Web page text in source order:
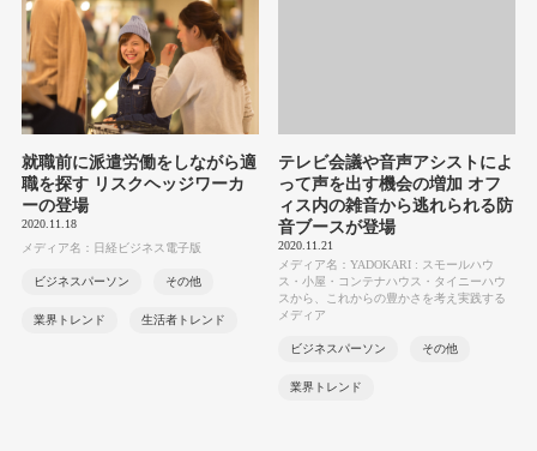
就職前に派遣労働をしながら適
職を探す リスクヘッジワーカ
ーの登場
2020.11.18
メディア名：日経ビジネス電子版
ビジネスパーソン その他
業界トレンド 生活者トレンド
テレビ会議や音声アシストによ
って声を出す機会の増加 オフ
ィス内の雑音から逃れられる防
音ブースが登場
2020.11.21
メディア名：YADOKARI : スモールハウ
ス・小屋・コンテナハウス・タイニーハウ
スから、これからの豊かさを考え実践する
メディア
ビジネスパーソン その他
業界トレンド